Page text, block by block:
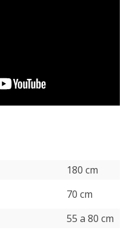
180 cm
70 cm
55 a 80 cm